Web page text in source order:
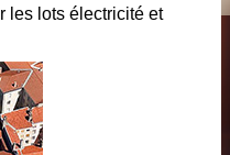
les lots électricité et